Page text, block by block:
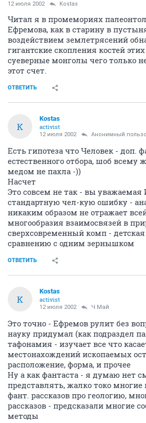
12 июля 2002 Kostas
Читал я в промемориях
Ефремова, как в старину в
воздействием землетрясений
гигантские скопления костей
суеверные монголы чего только
этот счет.
ОТВЕТИТЬ
K
Kostas
activist
12 июля 2002 Анонимный
Есть гипотеза что Человек - доп.
естественного отбора, шоб
медом не пахла -))
Насчет
Это совсем не так - вы уважаемая
стандартную чел-кую ошибку -
никаким образом не отражает
многообразия взаимосвязей в
сверхсовременный комп -
сравнению с одним зернышком
ОТВЕТИТЬ
K
Kostas
activist
12 июля 2002 Ч.Май
Это точно - Ефремов рулит без
науку придумал (как подраздел
тафонамия - изучает все что
местонахождений ископаемых
расположение, форма, и прочее
Ну а как фантаста - я думаю нет
представлять, жалко токо многие
фант. рассказов про геологию,
рассказов - предсказали многие
методы